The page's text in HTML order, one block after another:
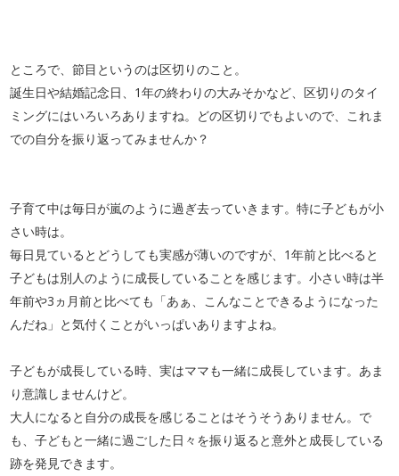
ところで、節目というのは区切りのこと。
誕生日や結婚記念日、1年の終わりの大みそかなど、区切りのタイ
ミングにはいろいろありますね。どの区切りでもよいので、これま
での自分を振り返ってみませんか？
子育て中は毎日が嵐のように過ぎ去っていきます。特に子どもが小
さい時は。
毎日見ているとどうしても実感が薄いのですが、1年前と比べると
子どもは別人のように成長していることを感じます。小さい時は半
年前や3ヵ月前と比べても「あぁ、こんなことできるようになった
んだね」と気付くことがいっぱいありますよね。
子どもが成長している時、実はママも一緒に成長しています。あま
り意識しませんけど。
大人になると自分の成長を感じることはそうそうありません。で
も、子どもと一緒に過ごした日々を振り返ると意外と成長している
跡を発見できます。